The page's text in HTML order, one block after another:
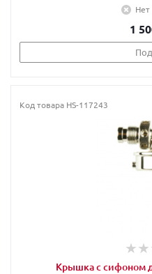
Нет
1
Код товара HS-117243
Крышка с сифоном